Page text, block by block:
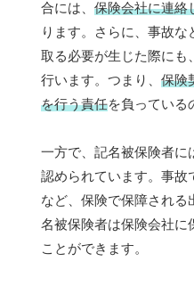
合には、 保険会社に連絡
ります。さらに、事故
取る必要が生じた際にも
行います。つまり、 保険
を行う責任を負っている
一方で、記名被保険者に
認められています。事故
など、保険で保障され
名被保険者は保険会社に
ことができます。